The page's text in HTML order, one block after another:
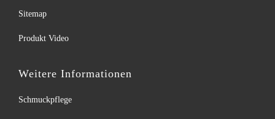
Sitemap
Produkt Video
Weitere Informationen
Schmuckpflege